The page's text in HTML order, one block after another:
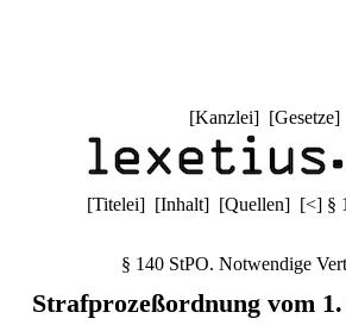
[Kanzlei] [Gesetze]
[Titelei] [Inhalt] [Quellen] [<] §
§ 140 StPO. Notwendige
Strafprozeßordnung vom